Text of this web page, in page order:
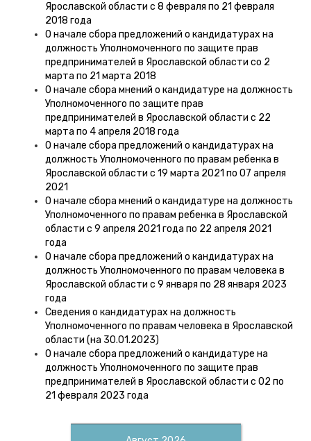
Ярославской области с 8 февраля по 21 февраля
2018 года
О начале сбора предложений о кандидатурах на
должность Уполномоченного по защите прав
предпринимателей в Ярославской области со 2
марта по 21 марта 2018
О начале сбора мнений о кандидатуре на должность
Уполномоченного по защите прав
предпринимателей в Ярославской области с 22
марта по 4 апреля 2018 года
О начале сбора предложений о кандидатурах на
должность Уполномоченного по правам ребенка в
Ярославской области с 19 марта 2021 по 07 апреля
2021
О начале сбора мнений о кандидатуре на должность
Уполномоченного по правам ребенка в Ярославской
области с 9 апреля 2021 года по 22 апреля 2021
года
О начале сбора предложений о кандидатурах на
должность Уполномоченного по правам человека в
Ярославской области c 9 января по 28 января 2023
года
Сведения о кандидатурах на должность
Уполномоченного по правам человека в Ярославской
области (на 30.01.2023)
О начале сбора предложений о кандидатуре на
должность Уполномоченного по защите прав
предпринимателей в Ярославской области с 02 по
21 февраля 2023 года